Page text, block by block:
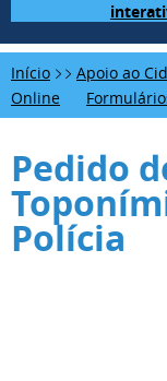
Início Apoio ao
Online
Pedido
Polícia